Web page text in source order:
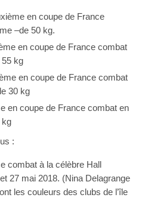
en coupe de France
–de 50 kg.
en coupe de France combat
kg
en coupe de France combat
30 kg
en coupe de France combat en
kg
:
combat à la célèbre Hall
27 mai 2018. (Nina Delagrange
les couleurs des clubs de l’île